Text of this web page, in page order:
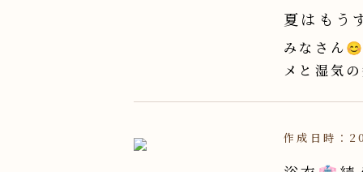
夏はもう
みなさん
メと湿気
作成日時：